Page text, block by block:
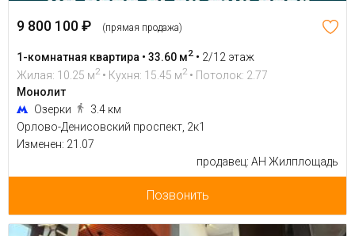
9 800 100 ₽ (прямая продажа)
1-комнатная квартира • 33.60 м2 • 2/12 этаж
Жилая: 10.25 м2 • Кухня: 15.45 м2 • Потолок: 2.77
Монолит
Озерки
3.4 км
Орлово-Денисовский проспект, 2к1
Изменен: 21.07
продавец: АН Жилплощадь
Позвонить